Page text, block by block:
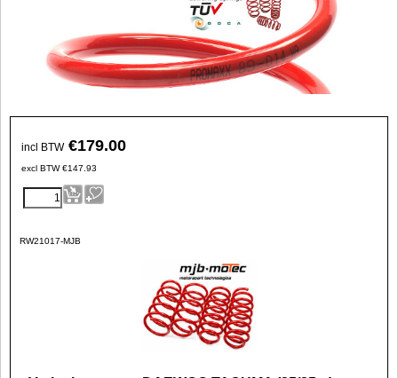
incl BTW €179.00
excl BTW €147.93
RW21017-MJB